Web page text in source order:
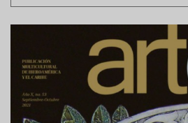
página
Siguiente >